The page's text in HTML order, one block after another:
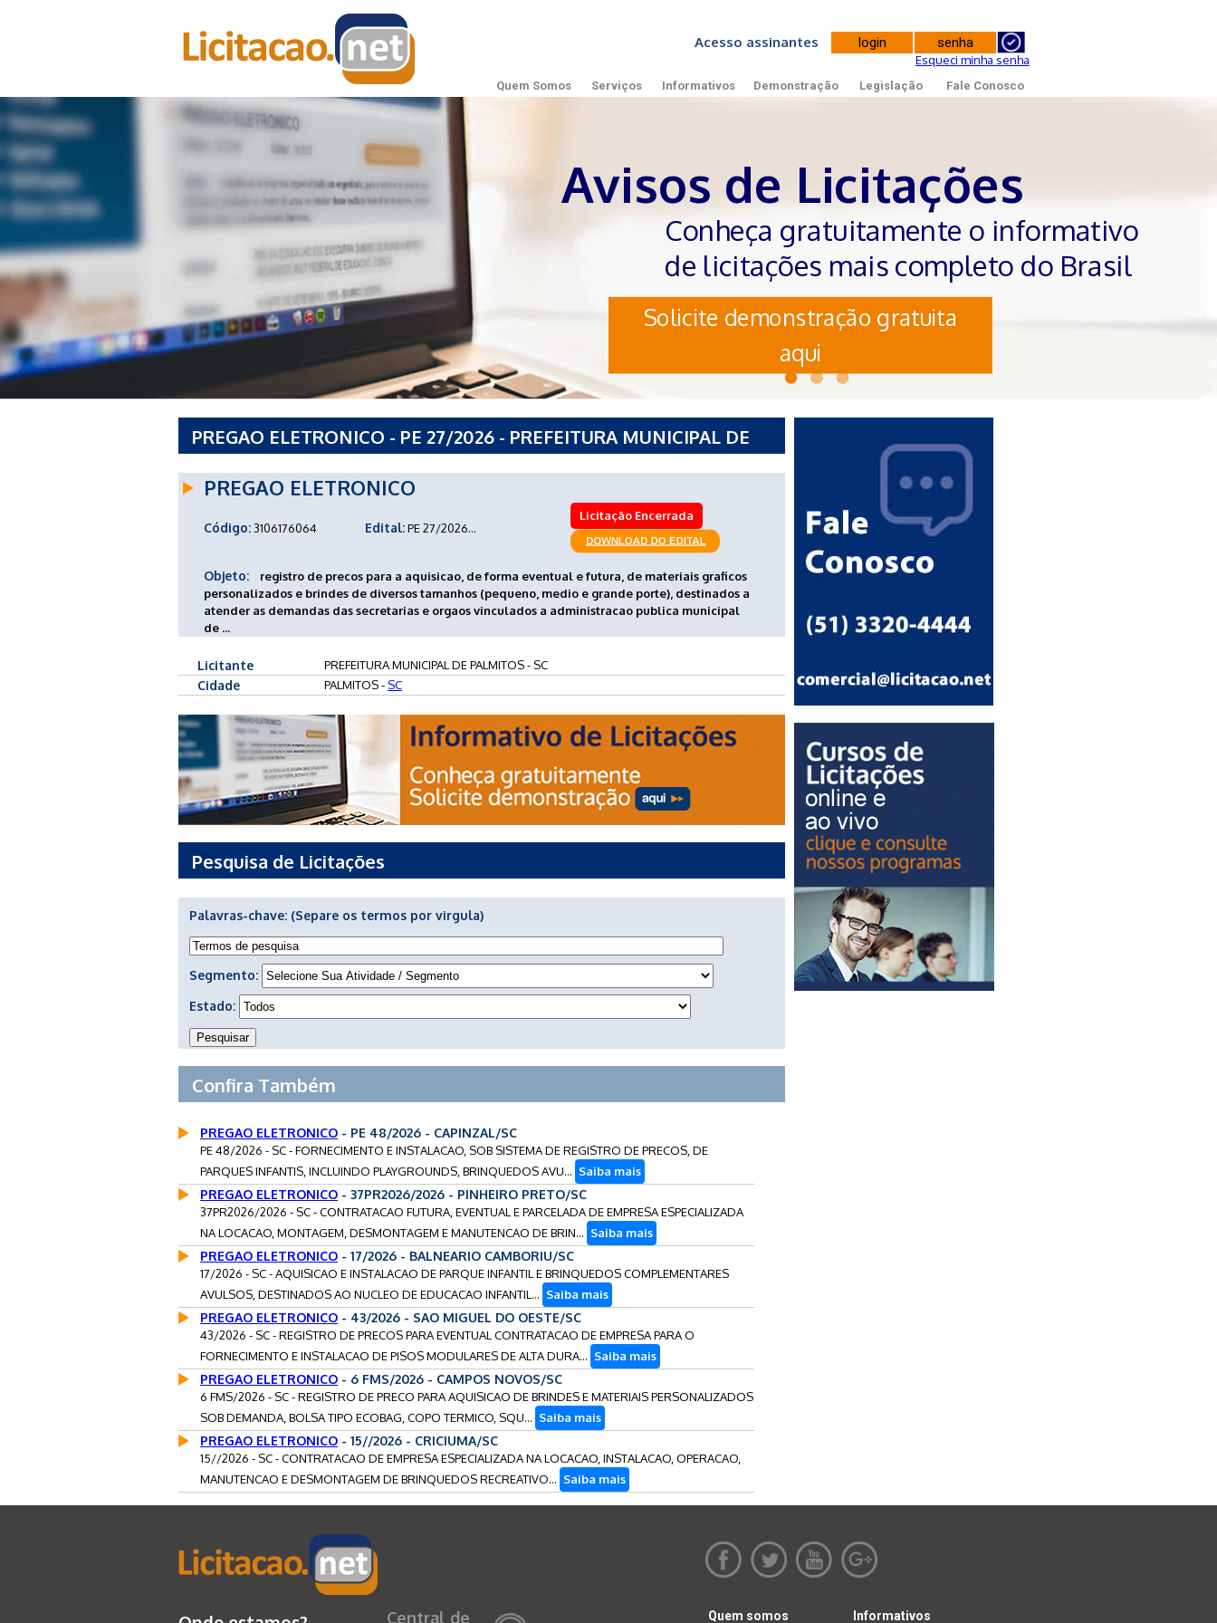
Acesso assinantes
Esqueci minha senha
Quem Somos Serviços Informativos Demonstração Legislação Fale Conosco
Avisos de Licitações
Conheça gratuitamente o informativo
de licitações mais completo do Brasil
Solicite demonstração gratuita
aqui
PREGAO ELETRONICO - PE 27/2026 - PREFEITURA MUNICIPAL DE
PREGAO ELETRONICO
Código:3106176064 Edital:PE 27/2026...
Licitação Encerrada
Objeto:
registro de precos para a aquisicao, de forma eventual e futura, de materiais graficos
personalizados e brindes de diversos tamanhos (pequeno, medio e grande porte), destinados a
atender as demandas das secretarias e orgaos vinculados a administracao publica municipal
de ...
Licitante PREFEITURA MUNICIPAL DE PALMITOS - SC
Cidade PALMITOS - SC
Pesquisa de Licitações
Palavras-chave: (Separe os termos por virgula)
Segmento:
Estado:
Confira Também
PREGAO ELETRONICO - PE 48/2026 - CAPINZAL/SC
PE 48/2026 - SC - FORNECIMENTO E INSTALACAO, SOB SISTEMA DE REGISTRO DE PRECOS, DE
PARQUES INFANTIS, INCLUINDO PLAYGROUNDS, BRINQUEDOS AVU... Saiba mais
PREGAO ELETRONICO - 37PR2026/2026 - PINHEIRO PRETO/SC
37PR2026/2026 - SC - CONTRATACAO FUTURA, EVENTUAL E PARCELADA DE EMPRESA ESPECIALIZADA
NA LOCACAO, MONTAGEM, DESMONTAGEM E MANUTENCAO DE BRIN... Saiba mais
PREGAO ELETRONICO - 17/2026 - BALNEARIO CAMBORIU/SC
17/2026 - SC - AQUISICAO E INSTALACAO DE PARQUE INFANTIL E BRINQUEDOS COMPLEMENTARES
AVULSOS, DESTINADOS AO NUCLEO DE EDUCACAO INFANTIL... Saiba mais
PREGAO ELETRONICO - 43/2026 - SAO MIGUEL DO OESTE/SC
43/2026 - SC - REGISTRO DE PRECOS PARA EVENTUAL CONTRATACAO DE EMPRESA PARA O
FORNECIMENTO E INSTALACAO DE PISOS MODULARES DE ALTA DURA... Saiba mais
PREGAO ELETRONICO - 6 FMS/2026 - CAMPOS NOVOS/SC
6 FMS/2026 - SC - REGISTRO DE PRECO PARA AQUISICAO DE BRINDES E MATERIAIS PERSONALIZADOS
SOB DEMANDA, BOLSA TIPO ECOBAG, COPO TERMICO, SQU... Saiba mais
PREGAO ELETRONICO - 15//2026 - CRICIUMA/SC
15//2026 - SC - CONTRATACAO DE EMPRESA ESPECIALIZADA NA LOCACAO, INSTALACAO, OPERACAO,
MANUTENCAO E DESMONTAGEM DE BRINQUEDOS RECREATIVO... Saiba mais
Central de Quem somos Informativos